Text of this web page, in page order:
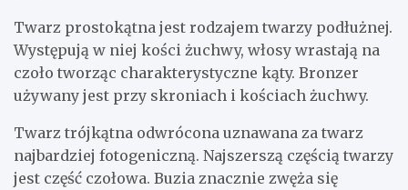
Twarz prostokątna jest rodzajem twarzy podłużnej.
Występują w niej kości żuchwy, włosy wrastają na
czoło tworząc charakterystyczne kąty. Bronzer
używany jest przy skroniach i kościach żuchwy.
Twarz trójkątna odwrócona uznawana za twarz
najbardziej fotogeniczną. Najszerszą częścią twarzy
jest część czołowa. Buzia znacznie zwęża się